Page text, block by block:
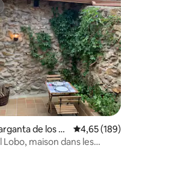
5, 94 commentaires
de los M
Note moyenne de
4,65 (189)
Lobo, maison dans les